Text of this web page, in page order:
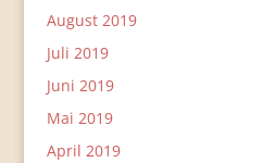
August 2019
Juli 2019
Juni 2019
Mai 2019
April 2019